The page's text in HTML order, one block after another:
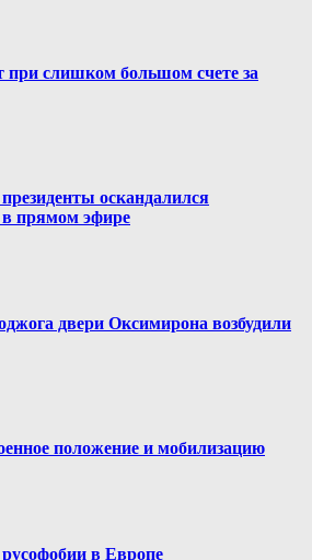
при слишком большом счете за
оскандалился
в прямом эфире
двери Оксимирона возбудили
положение и мобилизацию
в Европе